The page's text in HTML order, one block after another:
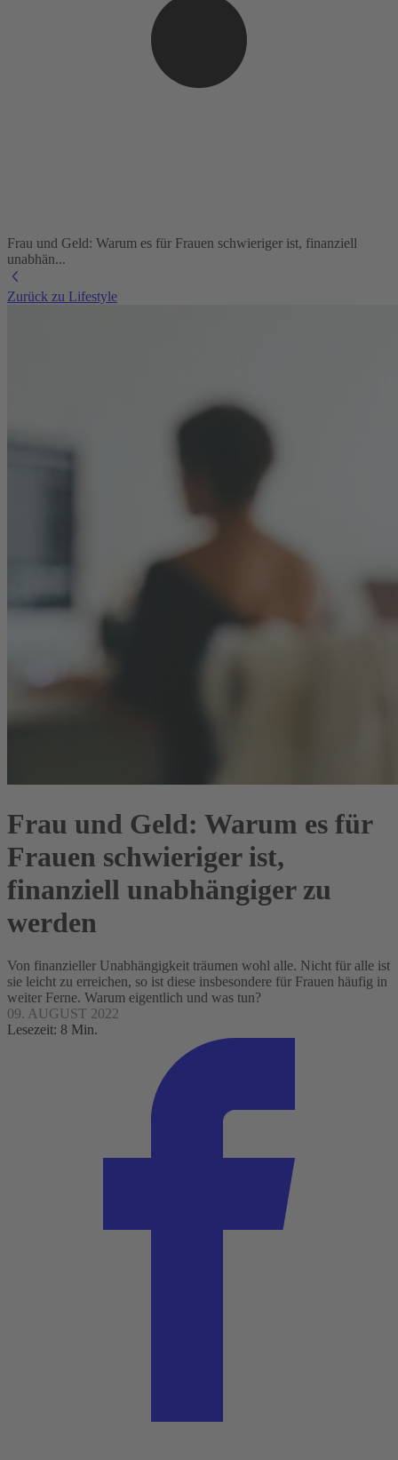
Frau und Geld: Warum es für Frauen schwieriger ist, finanziell
unabhän...
Zurück zu Lifestyle
Frau und Geld: Warum es für
Frauen schwieriger ist,
finanziell unabhängiger zu
werden
Von finanzieller Unabhängigkeit träumen wohl alle. Nicht für alle ist
sie leicht zu erreichen, so ist diese insbesondere für Frauen häufig in
weiter Ferne. Warum eigentlich und was tun?
09. AUGUST 2022
Lesezeit: 8 Min.